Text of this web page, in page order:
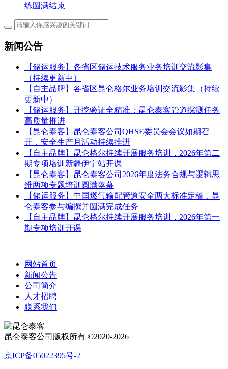
练圆满结束
新闻公告
【储运服务】各省区储运技术服务业务培训交流影集
（持续更新中）
【自主品牌】各省区昆仑格尔业务培训交流影集（持续
更新中）
【储运服务】开挖验证全精准：昆仑泰客管道探测任务
高质量推进
【昆仑泰客】昆仑泰客公司QHSE委员会会议如期召
开，安全生产月活动持续推进
【自主品牌】昆仑格尔持续开展服务培训，2026年第二
期专项培训新疆伊宁站开课
【昆仑泰客】昆仑泰客公司2026年度法务合规与逻辑思
维两项专题培训圆满落幕
【储运服务】中国燃气输配管道安全两大标准定稿，昆
仑泰客参与编撰并圆满完成任务
【自主品牌】昆仑格尔持续开展服务培训，2026年第一
期专项培训开课
网站首页
新闻公告
公司简介
人才招聘
联系我们
昆仑泰客公司版权所有 ©2020-2026
京ICP备05022395号-2